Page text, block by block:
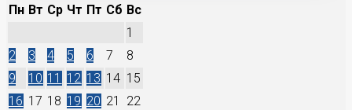
Пн Вт Ср Чт Пт Сб Вс
1
2
3 4 5 6 7
8
9
10 11 12 13 14 15
16 17 18 19 20 21
22